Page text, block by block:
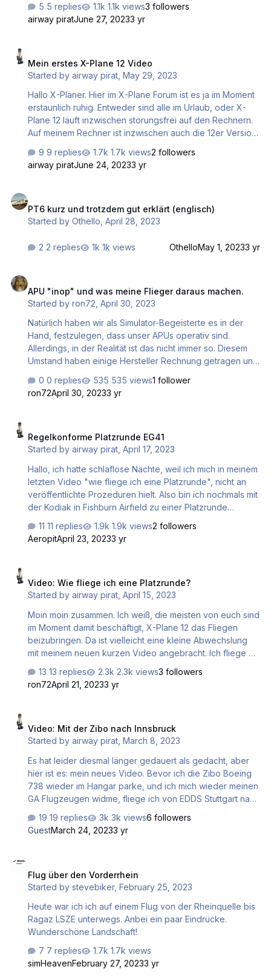
die mir während meines Gebirgsfluges geboten wurde.
Ich hoffe euch geht es genauso. Ihr dürft mir das auch
5 replies 1.1k views3 followers
airway piratJune 27, 20233 yr
Mein erstes X-Plane 12 Video
Started byairway pirat ,May 29, 2023
Hallo X-Planer. Hier im X-Plane Forum ist es ja im Moment
erstaunlich ruhig. Entweder sind alle im Urlaub, oder X-
Plane 12 läuft inzwischen störungsfrei auf den Rechnern.
Auf meinem Rechner ist inzwischen auch die 12er Version
Piper PA 18 Super Cub als Standardflugzeug im Programm
enthalten ist, denn auf diesem Flugzeug habe ich vor
Anlass für mich ein Video mit diesem Flugzeug zu
9 replies 1.7k views2 followers
airway piratJune 24, 20233 yr
PT6 kurz und trotzdem gut erklärt (englisch)
Started byOthello ,April 28, 2023
2 replies 1k views OthelloMay 1, 20233 yr
APU "inop" und was meine Flieger daraus machen.
Started byron72 ,April 30, 2023
Natürlich haben wir als Simulator-Begeisterte es in der
Hand, festzulegen, dass unser APUs operativ sind.
Allerdings, in der Realität ist das nicht immer so. Diesem
Umstand haben einige Hersteller Rechnung getragen und
einmal gewidmet. Interessant! Überragender Kandidat ist
die A350 von Flightfactor. Da wird das im Manual
Normalfall. Durch eine extern angeschlossene Air-Start
Unit. Durch mittels Cross-Feed Schaltung eines bereits
0 replies 535 views1 follower
ron72April 30, 20233 yr
Regelkonforme Platzrunde EG41
Started byairway pirat ,April 17, 2023
Hallo, ich hatte schlaflose Nächte, weil ich mich in meinem
letzten Video "wie fliege ich eine Platzrunde", nicht an
veröffentlichte Prozeduren hielt. Also bin ich nochmals mit
der Kodiak in Fishburn Airfield zu einer Platzrunde
Video ist ungeschnitten, ohne Kommentar und
Hintergrundmusik. Dennoch viel Spaß beim Mitflug. Gruß
11 replies 1.9k views2 followers
AeropitApril 23, 20233 yr
Video: Wie fliege ich eine Platzrunde?
Started byairway pirat ,April 15, 2023
Moin moin zusammen. Ich weiß, die meisten von euch sind
im Moment damit beschäftigt, X-Plane 12 das Fliegen
beizubringen. Da ist vielleicht eine kleine Abwechslung
mit meinem neuen kurzen Video angebracht. Ich fliege mit
EG41. Dabei muss ich erkennen, dass ich durch die
dauernde Nutzung des Autopiloten während meiner
länger von Hand geflogen. Ich hoffe, euch gefällt das
13 replies 2.3k views3 followers
ron72April 21, 20233 yr
Video: Mit der Zibo nach Innsbruck
Started byairway pirat, March 8, 2023
Es hat leider diesmal länger gedauert als gedacht, aber
hier ist es: mein neues Video. Bevor ich die Zibo Boeing
738 wieder im Hangar parke, und ich mich wieder meinen
GA Flugzeugen widme, fliege ich von EDDS Stuttgart nach
ich freue mich wie immer auf eure Kommentare. Viel Spaß
beim Mitflug.
19 replies 3k views6 followers
GuestMarch 24, 20233 yr
Flug über den Vorderrhein
Started bystevebiker,February 25, 2023
Heute war ich ich auf einem Flug von der Rheinquelle bis
Ragaz LSZE unterwegs. Anbei ein paar Eindrücke.
Wunderschöne Landschaft!
7 replies
1.7k views
simHeavenFebruary 27, 20233 yr